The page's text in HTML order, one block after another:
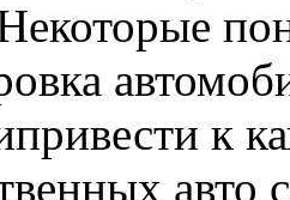
к
авто